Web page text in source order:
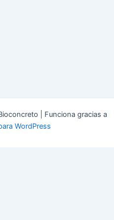
| Funciona gracias a
WordPress